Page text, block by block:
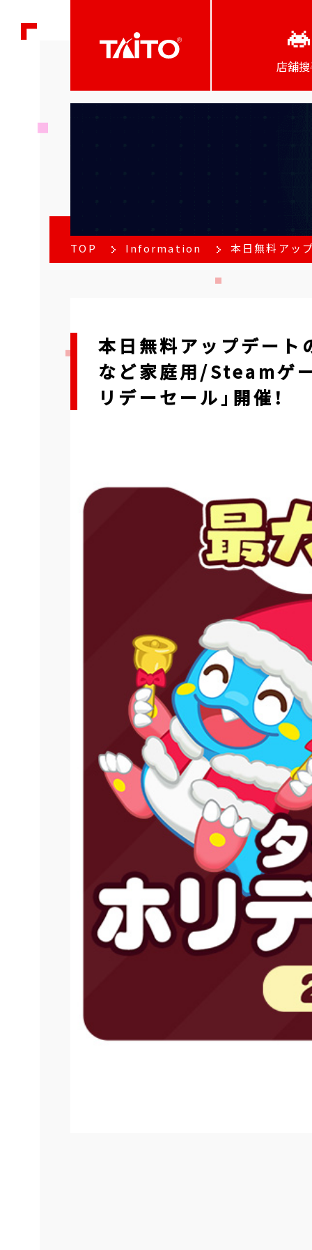
店舖
TOP Information 本日無料アッ
本日無料アップデート
など家庭用/Steamゲ
リデーセール」開催！